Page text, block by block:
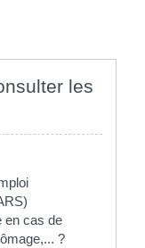
les
en cas de
?